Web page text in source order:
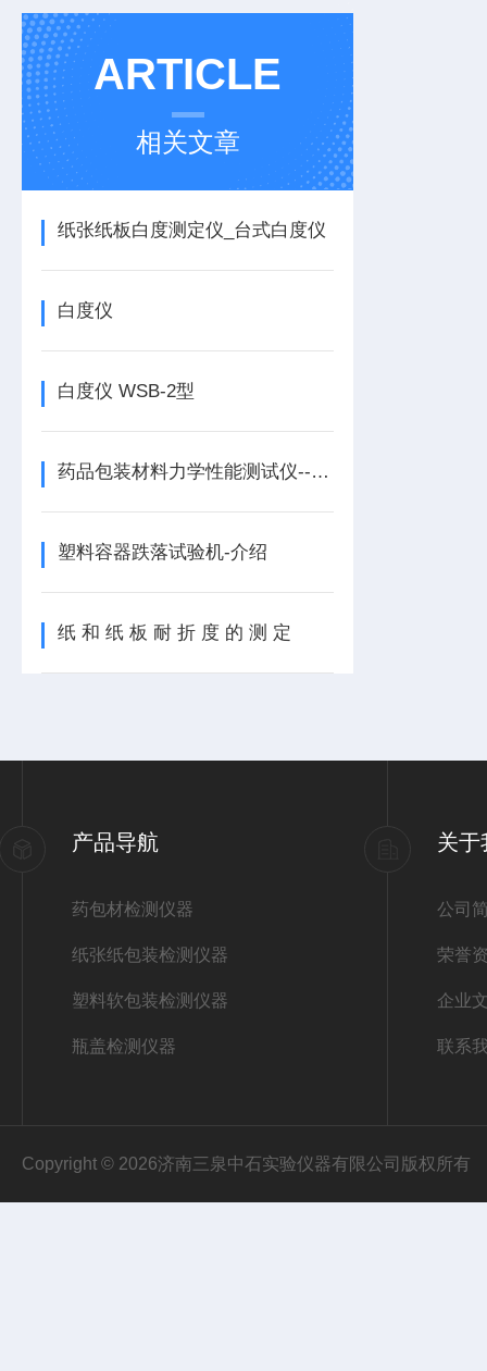
ARTICLE
相关文章
纸张纸板白度测定仪_台式白度仪
白度仪
白度仪 WSB-2型
药品包装材料力学性能测试仪------应用范围与测试项目
塑料容器跌落试验机-介绍
纸 和 纸 板 耐 折 度 的 测 定
产品导航
药包材检测仪器
纸张纸包装检测仪器
塑料软包装检测仪器
瓶盖检测仪器
关于
公司
荣誉
企业
联系
Copyright © 2026济南三泉中石实验仪器有限公司版权所有